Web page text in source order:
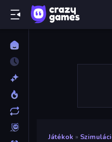
Játékok »